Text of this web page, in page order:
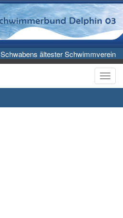
Schwabens ältester Schwimmverein